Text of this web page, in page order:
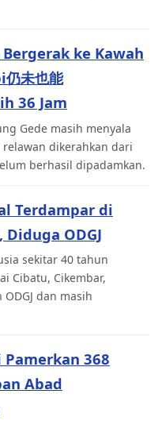
ke Kawah
未也能
36 Jam
Gede masih menyala
dikerahkan dari
berhasil dipadamkan.
Terdampar di
ODGJ
sekitar 40 tahun
Cibatu, Cikembar,
dan masih
368
Abad